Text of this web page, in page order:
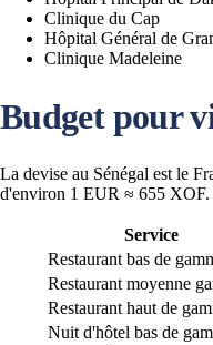
Clinique du Cap
Hôpital Général de
Clinique Madeleine
Budget pour
La devise au Sénégal est le
d'environ 1 EUR ≈ 655 XOF.
Service
Restaurant bas de
Restaurant moyenne
Restaurant haut de
Nuit d'hôtel bas de